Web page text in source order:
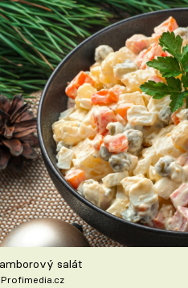
salát